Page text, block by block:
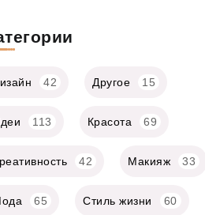
42 Другое 15
113 Красота 69
42 Макияж 33
65 Стиль жизни 60